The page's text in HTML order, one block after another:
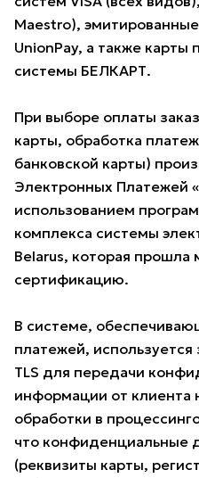
Maestro),
UnionPay, а также карты
системы БЕЛКАРТ.
При выборе оплаты
карты, обработка
банковской карты)
Электронных Платежей
использованием
комплекса системы
Belarus, которая
сертификацию.
В системе,
платежей,
TLS для передачи
информации от клиента
обработки в
что конфиденциальные
(реквизиты карты,